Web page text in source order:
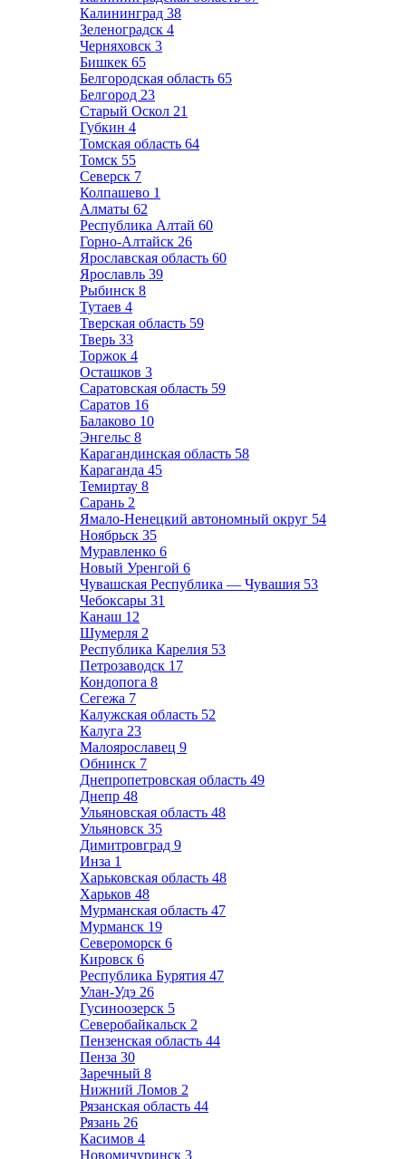
Калининград 38
Зеленоградск 4
Черняховск 3
Бишкек 65
Белгородская область 65
Белгород 23
Старый Оскол 21
Губкин 4
Томская область 64
Томск 55
Северск 7
Колпашево 1
Алматы 62
Республика Алтай 60
Горно-Алтайск 26
Ярославская область 60
Ярославль 39
Рыбинск 8
Тутаев 4
Тверская область 59
Тверь 33
Торжок 4
Осташков 3
Саратовская область 59
Саратов 16
Балаково 10
Энгельс 8
Карагандинская область 58
Караганда 45
Темиртау 8
Сарань 2
Ямало-Ненецкий автономный округ 54
Ноябрьск 35
Муравленко 6
Новый Уренгой 6
Чувашская Республика — Чувашия 53
Чебоксары 31
Канаш 12
Шумерля 2
Республика Карелия 53
Петрозаводск 17
Кондопога 8
Сегежа 7
Калужская область 52
Калуга 23
Малоярославец 9
Обнинск 7
Днепропетровская область 49
Днепр 48
Ульяновская область 48
Ульяновск 35
Димитровград 9
Инза 1
Харьковская область 48
Харьков 48
Мурманская область 47
Мурманск 19
Североморск 6
Кировск 6
Республика Бурятия 47
Улан-Удэ 26
Гусиноозерск 5
Северобайкальск 2
Пензенская область 44
Пенза 30
Заречный 8
Нижний Ломов 2
Рязанская область 44
Рязань 26
Касимов 4
Новомичуринск 3